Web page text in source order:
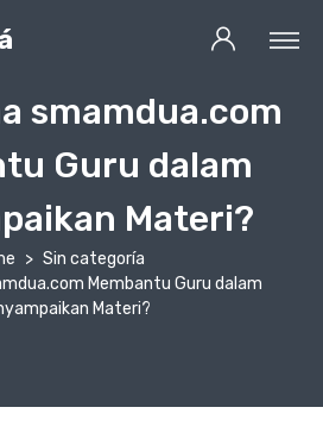
smamdua.com
Guru dalam
Materi?
Sin categoría
Membantu Guru dalam
Materi?